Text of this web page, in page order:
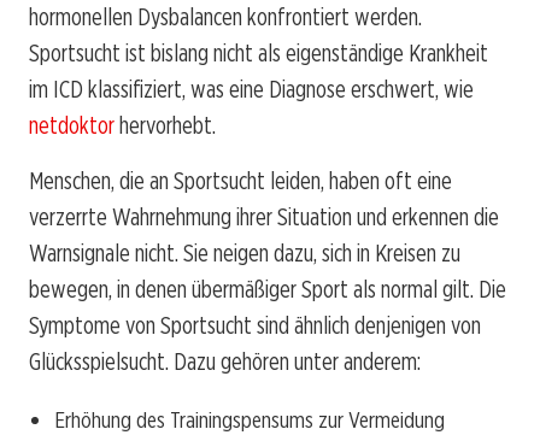
hormonellen Dysbalancen konfrontiert werden.
Sportsucht ist bislang nicht als eigenständige Krankheit
im ICD klassifiziert, was eine Diagnose erschwert, wie
netdoktorhervorhebt.
Menschen, die an Sportsucht leiden, haben oft eine
verzerrte Wahrnehmung ihrer Situation und erkennen die
Warnsignale nicht. Sie neigen dazu, sich in Kreisen zu
bewegen, in denen übermäßiger Sport als normal gilt. Die
Symptome von Sportsucht sind ähnlich denjenigen von
Glücksspielsucht. Dazu gehören unter anderem:
Erhöhung des Trainingspensums zur Vermeidung